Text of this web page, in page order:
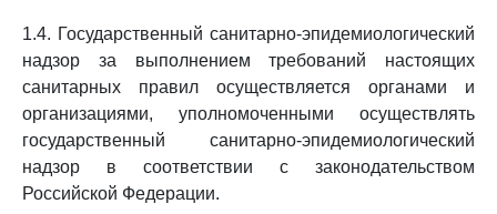
1.4. Государственный санитарно-эпидемиологический
надзор за выполнением требований настоящих
санитарных правил осуществляется органами и
организациями, уполномоченными осуществлять
государственный санитарно-эпидемиологический
надзор в соответствии с законодательством
Российской Федерации.